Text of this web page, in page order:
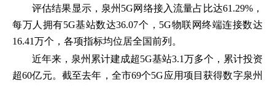
评估结果显示，泉州5G网络接入流量占比达61.29%，
每万人拥有5G基站数达36.07个，5G物联网终端连接数达
16.41万个，各项指标均位居全国前列。
近年来，泉州累计建成超5G基站3.1万多个，累计投资
超60亿元。截至去年，全市69个5G应用项目获得数字泉州